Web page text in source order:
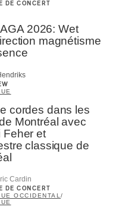
DE CONCERT
2026: Wet
magnétisme
cordes dans les
Montréal avec
Feher et
classique de
Cardin
DE CONCERT
OCCIDENTAL/